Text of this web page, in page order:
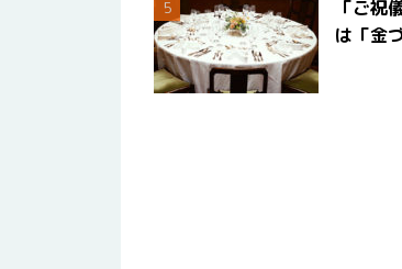
「ご祝
は「金